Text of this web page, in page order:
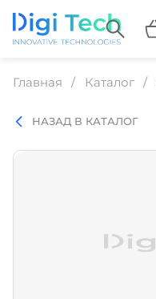
Главная Каталог
НАЗАД В КАТАЛОГ